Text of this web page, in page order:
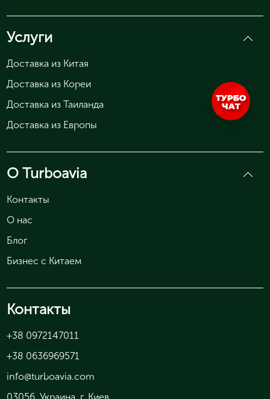
Услуги
Доставка из Китая
Доставка из Кореи
Доставка из Таиланда
Доставка из Европы
О Turboavia
Контакты
О нас
Блог
Бизнес с Китаем
Контакты
+38 0972147011
+38 0636969571
info@turboavia.com
03056 , Украина, г. Киев